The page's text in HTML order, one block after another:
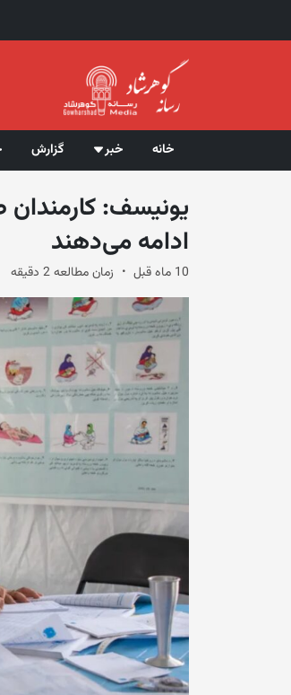
خانه خبر گزارش
یونیسف:
ادامه می‌دهند
10 ماه قبل زمان مطالعه 2 دقیقه